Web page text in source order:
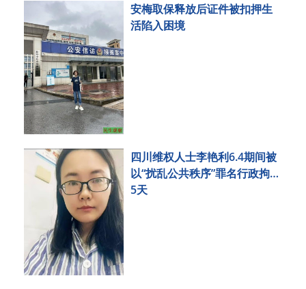
安梅取保释放后证件被扣押生
活陷入困境
四川维权人士李艳利6.4期间被
以“扰乱公共秩序”罪名行政拘留
5天